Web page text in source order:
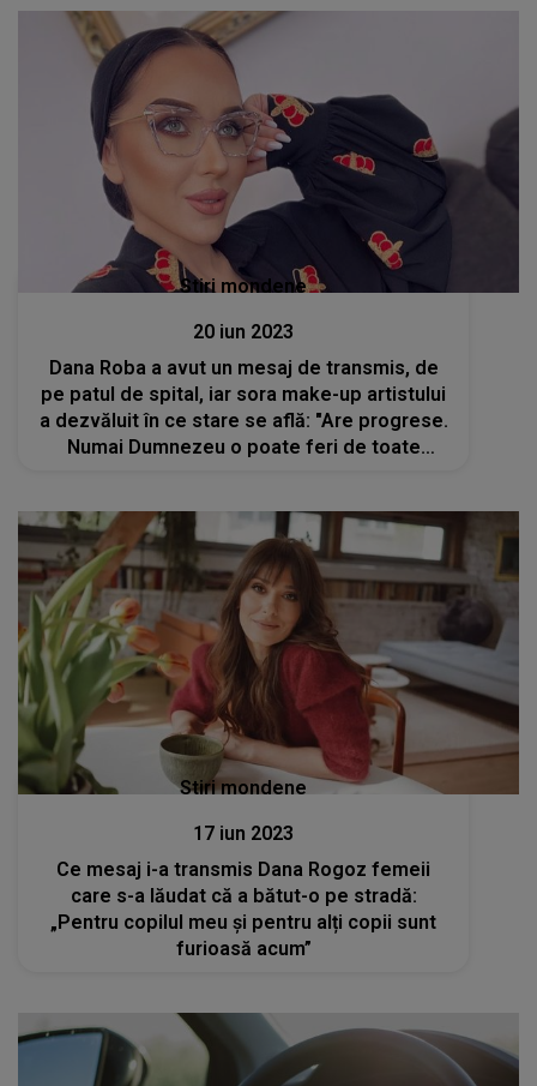
Stiri mondene
20 iun 2023
Dana Roba a avut un mesaj de transmis, de
pe patul de spital, iar sora make-up artistului
a dezvăluit în ce stare se află: "Are progrese.
Numai Dumnezeu o poate feri de toate
Stiri mondene
17 iun 2023
Ce mesaj i-a transmis Dana Rogoz femeii
care s-a lăudat că a bătut-o pe stradă:
„Pentru copilul meu și pentru alți copii sunt
furioasă acum”